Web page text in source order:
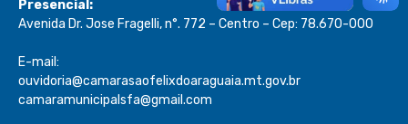
Presencial:
Avenida Dr. Jose Fragelli, n°. 772 – Centro – Cep: 78.670-000
E-mail:
ouvidoria@camarasaofelixdoaraguaia.mt.gov.br
camaramunicipalsfa@gmail.com